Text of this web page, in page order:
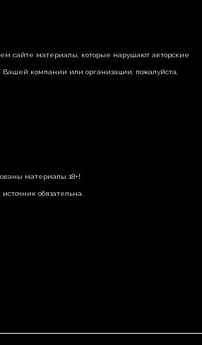
сайте материалы, которые нарушают авторские
компании или организации, пожалуйста,
материалы 18+!
обязательна.